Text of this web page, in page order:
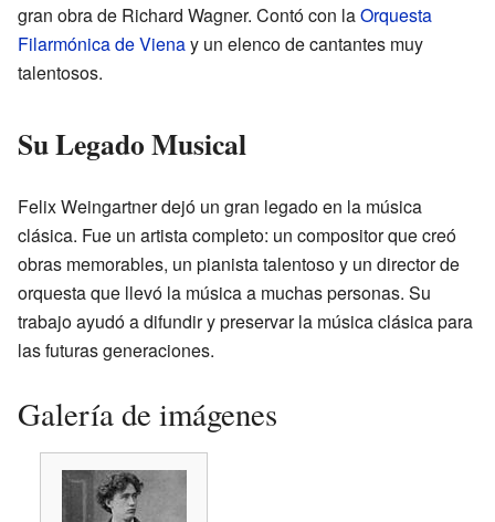
gran obra de Richard Wagner. Contó con laOrquesta
Filarmónica de Vienay un elenco de cantantes muy
talentosos.
Su Legado Musical
Felix Weingartner dejó un gran legado en la música
clásica. Fue un artista completo: un compositor que creó
obras memorables, un pianista talentoso y un director de
orquesta que llevó la música a muchas personas. Su
trabajo ayudó a difundir y preservar la música clásica para
las futuras generaciones.
Galería de imágenes